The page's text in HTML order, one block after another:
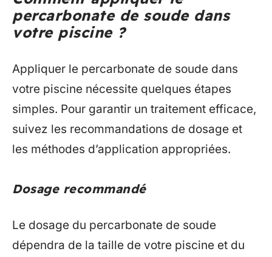
percarbonate de soude dans
votre piscine ?
Appliquer le percarbonate de soude dans
votre piscine nécessite quelques étapes
simples. Pour garantir un traitement efficace,
suivez les recommandations de dosage et
les méthodes d’application appropriées.
Dosage recommandé
Le dosage du percarbonate de soude
dépendra de la taille de votre piscine et du